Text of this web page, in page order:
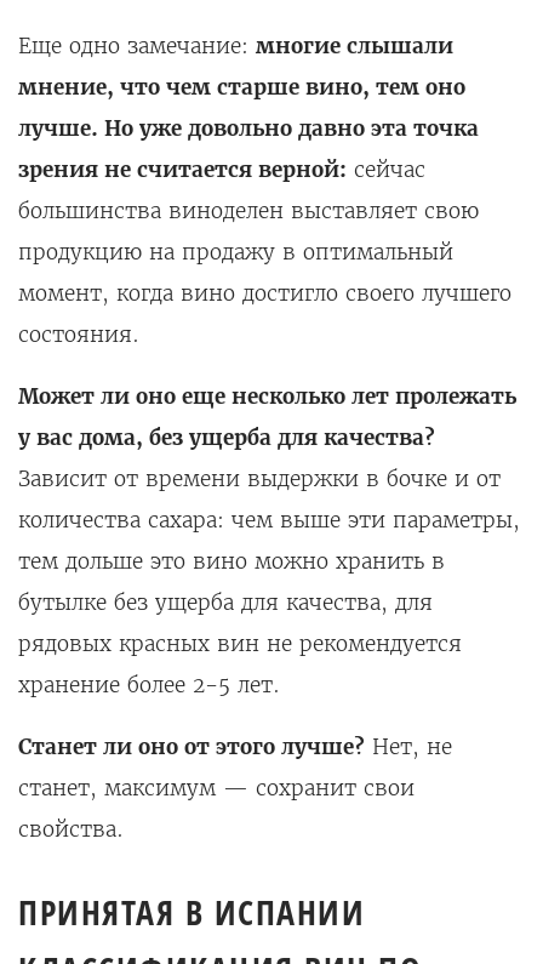
Еще одно замечание: многие слышали
мнение, что чем старше вино, тем оно
лучше. Но уже довольно давно эта точка
зрения не считается верной: сейчас
большинства виноделен выставляет свою
продукцию на продажу в оптимальный
момент, когда вино достигло своего лучшего
состояния.
Может ли оно еще несколько лет пролежать
у вас дома, без ущерба для качества?
Зависит от времени выдержки в бочке и от
количества сахара: чем выше эти параметры,
тем дольше это вино можно хранить в
бутылке без ущерба для качества, для
рядовых красных вин не рекомендуется
хранение более 2-5 лет.
Станет ли оно от этого лучше? Нет, не
станет, максимум — сохранит свои
свойства.
ПРИНЯТАЯ В ИСПАНИИ